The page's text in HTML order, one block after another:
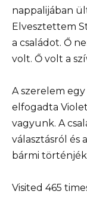
nappalijában
Elvesztettem
a családot. Ő
volt. Ő volt a
A szerelem
elfogadta
vagyunk. A
választásról és
bármi történjék
Visited 465